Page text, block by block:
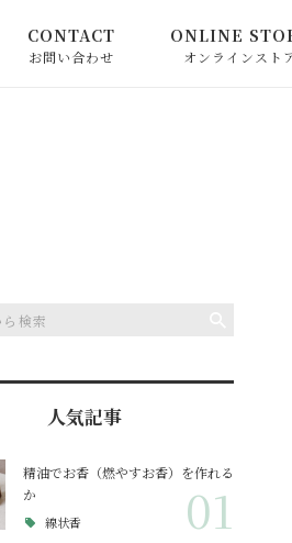
CONTACT
お問い合わせ
ONLINE
オンラインスト
人気記事
精油でお香（燃やすお香）を作れる
か
線状香 01